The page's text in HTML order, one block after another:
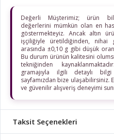
Değerli Müşterimiz; ürün
değerlerini mümkün olan en
göstermekteyiz. Ancak altın
işçiliğiyle üretildiğinden,
arasında ±0,10 g gibi düşük
Bu durum ürünün kalitesini
tekniğinden
gramajıyla ilgili detaylı
sayfamızdan bize ulaşabilirsiniz.
ve güvenilir alışveriş deneyimi
Taksit Seçenekleri